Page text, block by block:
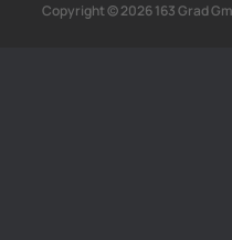
Copyright © 2026 163 Grad